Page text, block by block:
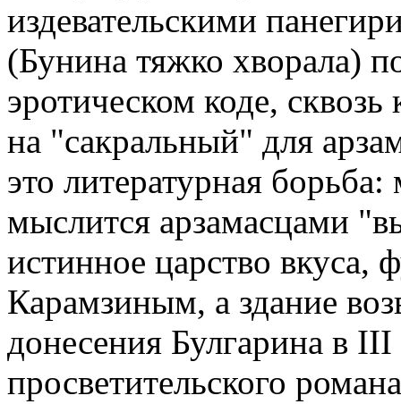
издевательскими
(Бунина тяжко хворала)
эротическом коде,
на "сакральный" для
это литературная
мыслится арзамасцами
истинное царство вкуса,
Карамзиным, а здание
донесения Булгарина в
просветительского